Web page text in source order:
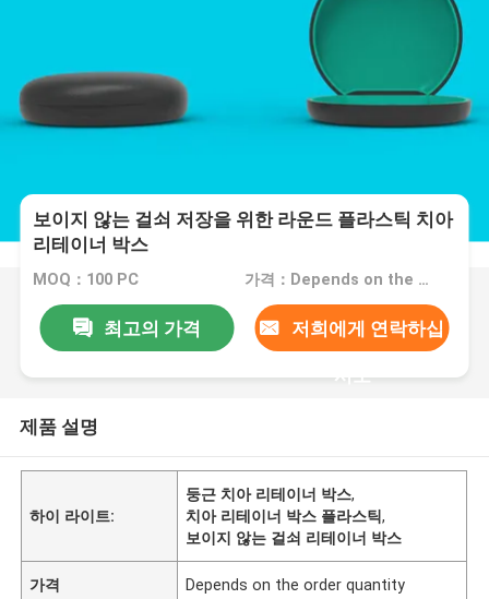
보이지 않는 걸쇠 저장을 위한 라운드 플라스틱 치아
리테이너 박스
MOQ：100 PC 가격：Depends on the order quantity
최고의 가격 저희에게 연락하십
시오
제품 설명
하이 라이트:
둥근 치아 리테이너 박스,
치아 리테이너 박스 플라스틱,
보이지 않는 걸쇠 리테이너 박스
가격 Depends on the order quantity